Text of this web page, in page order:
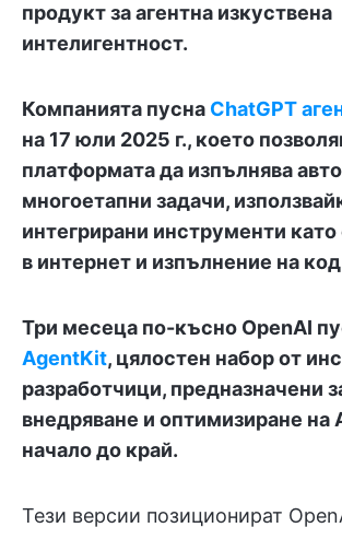
продукт за агентна изкуствена
интелигентност.
Компанията пусна ChatGPT
на 17 юли 2025 г., което
платформата да изпълнява
многоетапни задачи,
интегрирани инструменти
в интернет и изпълнение на
Три месеца по-късно OpenAI
AgentKit, цялостен набор от
разработчици, предназначени
внедряване и оптимизиране на
начало до край.
Тези версии позиционират